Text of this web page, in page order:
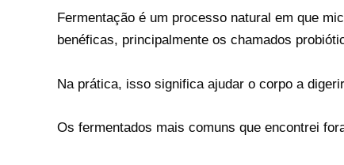
Fermentação é um processo natural em que
benéficas, principalmente os chamados
Na prática, isso significa ajudar o corpo a
Os fermentados mais comuns que encontrei